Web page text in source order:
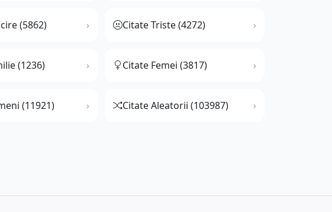
(5862) Citate Triste (4272)
(1236) Citate Femei (3817)
(11921) Citate Aleatorii (103987)